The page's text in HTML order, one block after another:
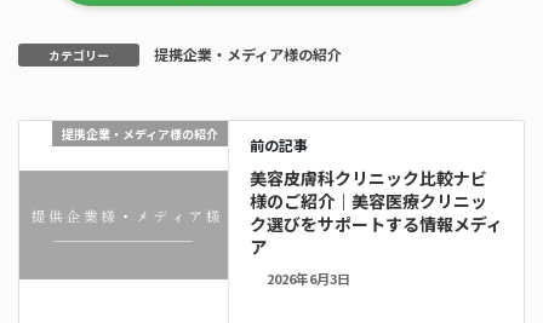
カテゴリー 提携企業・メディア様の紹介
提携企業・メディア様の紹介
前の記事
美容皮膚科クリニック比較ナビ
様のご紹介｜美容医療クリニッ
ク選びをサポートする情報メディ
ア
2026年6月3日